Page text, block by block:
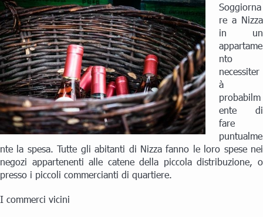
Soggiorna
re a Nizza
in un
appartame
nto
necessiter
à
probabilm
ente di
fare
puntualme
nte la spesa. Tutte gli abitanti di Nizza fanno le loro spese nei
negozi appartenenti alle catene della piccola distribuzione, o
presso i piccoli commercianti di quartiere.
I commerci vicini